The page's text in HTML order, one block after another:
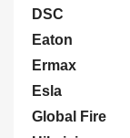
DSC
Eaton
Ermax
Esla
Global Fire